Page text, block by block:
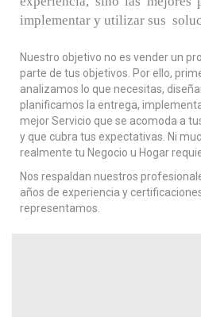
implementar y utilizar sus
Nuestro objetivo no es vender un
parte de tus objetivos. Por ello,
analizamos lo que necesitas,
planificamos la entrega,
mejor Servicio que se acomoda a
y que cubra tus expectativas. Ni
realmente tu Negocio u Hogar
Nos respaldan nuestros
años de experiencia y
representamos.